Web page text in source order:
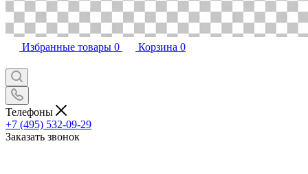
Избранные товары 0 Корзина 0
Телефоны
+7 (495) 532-09-29
Заказать звонок